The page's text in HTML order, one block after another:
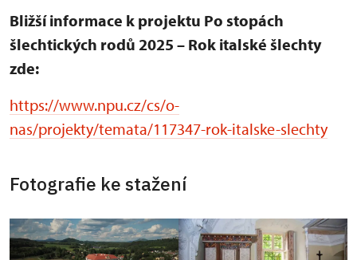
Bližší informace k projektu Po stopách
šlechtických rodů 2025 – Rok italské šlechty
zde:
https://www.npu.cz/cs/o-
nas/projekty/temata/117347-rok-italske-slechty
Fotografie ke stažení